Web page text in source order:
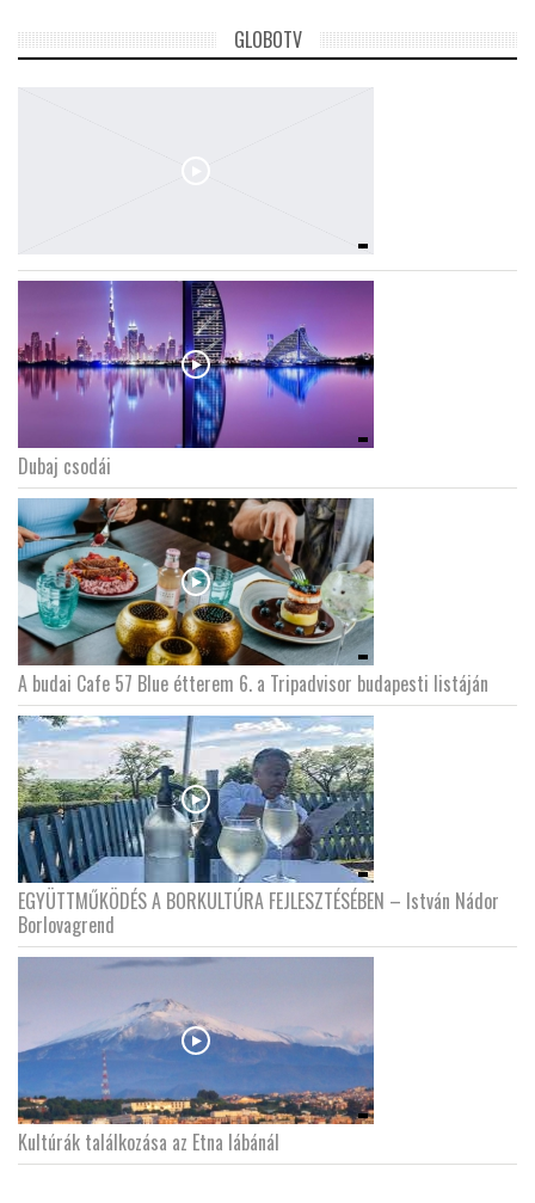
GLOBOTV
Dubaj csodái
A budai Cafe 57 Blue étterem 6. a Tripadvisor budapesti listáján
EGYÜTTMŰKÖDÉS A BORKULTÚRA FEJLESZTÉSÉBEN – István Nádor
Borlovagrend
Kultúrák találkozása az Etna lábánál